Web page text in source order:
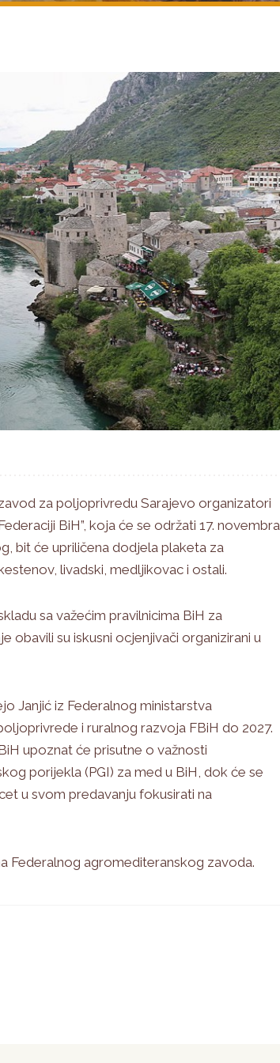
za poljoprivredu Sarajevo organizatori
BiH”, koja će se održati 17. novembra
bit će upriličena dodjela plaketa za
livadski, medljikovac i ostali.
sa važećim pravilnicima BiH za
obavili su iskusni ocjenjivači organizirani u
Janjić iz Federalnog ministarstva
i ruralnog razvoja FBiH do 2027.
upoznat će prisutne o važnosti
porijekla (PGI) za med u BiH, dok će se
u svom predavanju fokusirati na
Federalnog agromediteranskog zavoda.